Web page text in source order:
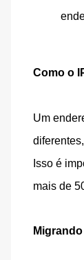
Como o
Um
Isso é
mais de